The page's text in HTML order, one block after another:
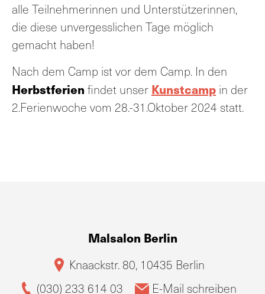
alle Teilnehmerinnen und Unterstützerinnen,
die diese unvergesslichen Tage möglich
gemacht haben!
Nach dem Camp ist vor dem Camp. In den
Herbstferien findet unser Kunstcamp in der
2.Ferienwoche vom 28.-31.Oktober 2024 statt.
Malsalon Berlin
Knaackstr. 80, 10435 Berlin
(030) 233 614 03
E-Mail schreiben